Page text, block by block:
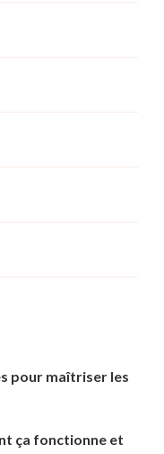
pour maîtriser les
ça fonctionne et